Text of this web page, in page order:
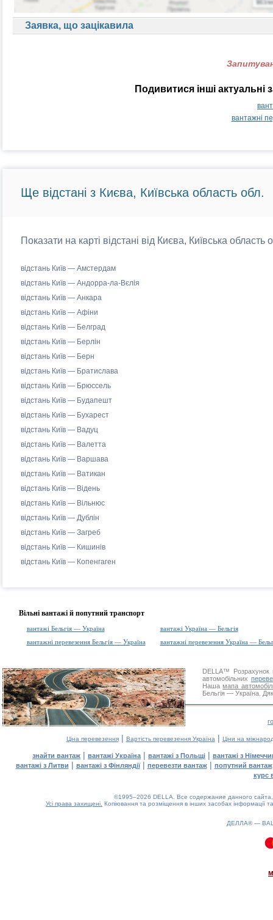
Заявка, що зацікавила
Подивитися інші
вантажні
Ще відстані з Києва, Київська область обл.
Показати на карті відстані від Києва, Київська
відстань Київ — Амстердам
відстань Київ — Андорра-ла-Вєлія
відстань Київ — Анкара
відстань Київ — Афіни
відстань Київ — Белград
відстань Київ — Берлін
відстань Київ — Берн
відстань Київ — Братислава
відстань Київ — Брюссель
відстань Київ — Будапешт
відстань Київ — Бухарест
відстань Київ — Вадуц
відстань Київ — Валетта
відстань Київ — Варшава
відстань Київ — Ватикан
відстань Київ — Відень
відстань Київ — Вільнюс
відстань Київ — Дублін
відстань Київ — Загреб
відстань Київ — Кишинів
відстань Київ — Копенгаген
Вільні вантажі й попутний транспорт
вантажі Бельгія — Україна
вантажі Україна — Бельгія
вантажні перевезення Бельгія — Україна
вантажні перевезення Україна —
DELLA™
Розрахунок
автомобільних
Нашамапа
Бельгія — Україна.
Ціна перевезення| Вартість перевезення Україна | Ціни на
знайти вантаж | вантажі Україна | вантажі з Польщі | вантажі з
вантажі з Литви | вантажі з Фінляндії| перевезти вантаж| попутний вантаж
курс
©1995–2026 DELLA. Все содержание данного
Усі права захищені. Копіювання та розміщення в інших засобах інформації
ДЕЛЛА® —